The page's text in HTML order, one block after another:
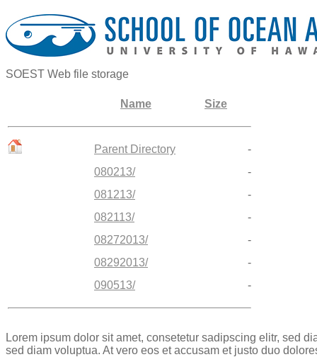
SOEST Web file storage
Name Size
Parent Directory
-
080213/
-
081213/
-
082113/
-
08272013/
-
08292013/
-
090513/
-
Lorem ipsum dolor sit amet, consetetur sadipscing elitr, sed
sed diam voluptua. At vero eos et accusam et justo duo